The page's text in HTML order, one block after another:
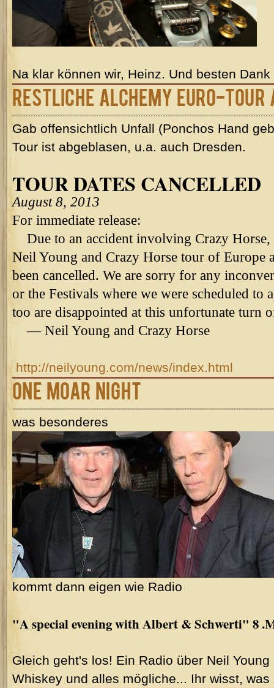
Na klar können wir, Heinz. Und besten
restliche Alchemy Euro-Tour
Gab offensichtlich Unfall (Ponchos Hand
Tour ist abgeblasen, u.a. auch Dresden.
TOUR DATES CANCELLED
August 8, 2013
For immediate release:
Due to an accident involving Crazy Horse,
Neil Young and Crazy Horse tour of Europe
been cancelled. We are sorry for any
or the Festivals where we were scheduled to
too are disappointed at this unfortunate turn
— Neil Young and Crazy Horse
http://neilyoung.com/news/index.html
One Moar Night
was besonderes
kommt dann eigen wie Radio
"A special evening with Albert & Schwerti" 8
Gleich geht's los! Ein Radio über Neil
Whiskey und alles mögliche... Ihr wisst, was